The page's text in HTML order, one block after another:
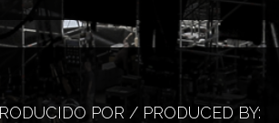
POR / PRODUCED BY: